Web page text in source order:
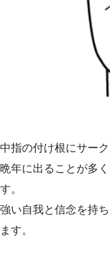
中指の付け根にサー
晩年に出ることが多
す。
強い自我と信念を持
ます。